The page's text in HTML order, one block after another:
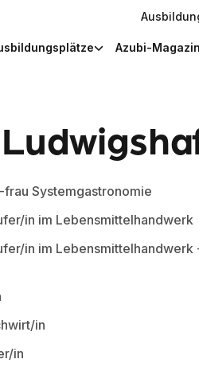
Azubi-Magazin
frau Systemgastronomie
in im Lebensmittelhandwerk
in im Lebensmittelhandwerk
in
in